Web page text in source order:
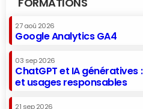
FORMATIONS
27 aoû 2026
Google Analytics GA4
03 sep 2026
ChatGPT et IA génératives
et usages responsables
21 sep 2026